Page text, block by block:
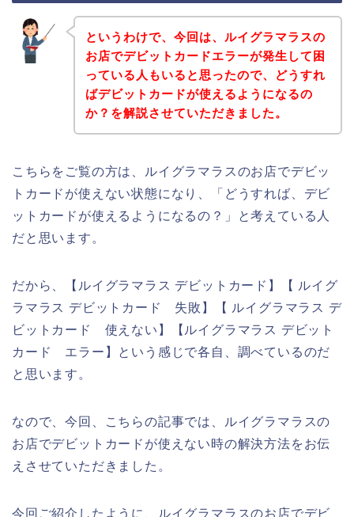
というわけで、今回は、ルイグラマラスの
お店でデビットカードエラーが発生して困
っている人もいると思ったので、どうすれ
ばデビットカードが使えるようになるの
か？を解説させていただきました。
こちらをご覧の方は、ルイグラマラスのお店でデビッ
トカードが使えない状態になり、「どうすれば、デビ
ットカードが使えるようになるの？」と考えている人
だと思います。
だから、【ルイグラマラス デビットカード】【 ルイグ
ラマラス デビットカード 失敗】【 ルイグラマラス デ
ビットカード 使えない】【ルイグラマラス デビット
カード エラー】という感じで各自、調べているのだ
と思います。
なので、今回、こちらの記事では、ルイグラマラスの
お店でデビットカードが使えない時の解決方法をお伝
えさせていただきました。
今回ご紹介したように、ルイグラマラスのお店でデビ